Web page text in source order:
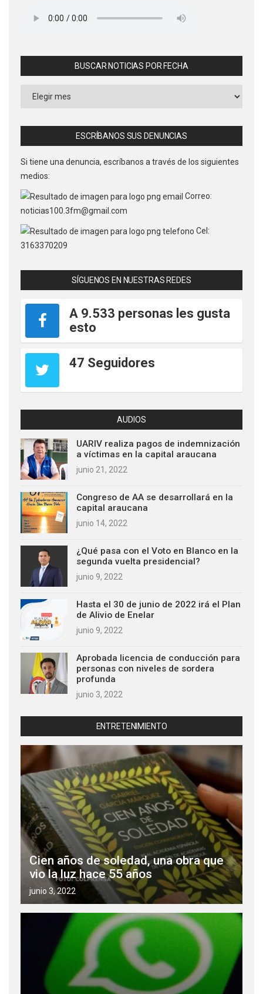
BUSCAR NOTICIAS POR FECHA
Buscar
ESCRÍBANOS SUS DENUNCIAS
Si tiene una denuncia, escríbanos a través de los siguientes
medios:
Correo:
noticias100.3fm@gmail.com
Cel:
3163370209
SÍGUENOS EN NUESTRAS REDES
A 9.533 personas les gusta
esto
47 Seguidores
AUDIOS
UARIV realiza pagos de indemnización
a víctimas en la capital araucana
junio 21, 2022
Congreso de AA se desarrollará en la
capital araucana
junio 14, 2022
¿Qué pasa con el Voto en Blanco en la
segunda vuelta presidencial?
junio 9, 2022
Hasta el 30 de junio de 2022 irá el Plan
de Alivio de Enelar
junio 9, 2022
Aprobada licencia de conducción para
personas con niveles de sordera
profunda
junio 3, 2022
ENTRETENIMIENTO
Cien años de soledad, una obra que
vio la luz hace 55 años
junio 3, 2022